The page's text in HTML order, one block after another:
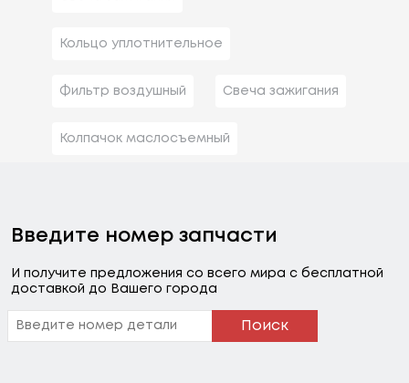
Кольцо уплотнительное
Фильтр воздушный Свеча зажигания
Колпачок маслосъемный
Введите номер запчасти
И получите предложения со всего мира с бесплатной
доставкой до Вашего города
Поиск